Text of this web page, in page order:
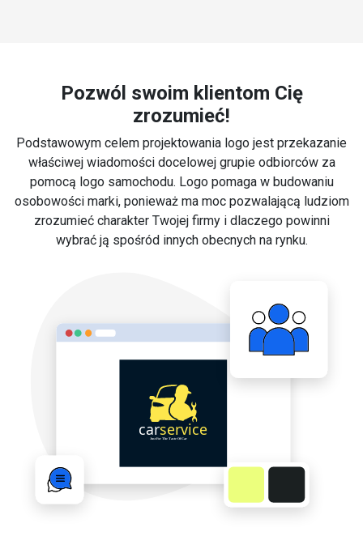
Pozwól swoim klientom Cię
zrozumieć!
Podstawowym celem projektowania logo jest przekazanie
właściwej wiadomości docelowej grupie odbiorców za
pomocą logo samochodu. Logo pomaga w budowaniu
osobowości marki, ponieważ ma moc pozwalającą ludziom
zrozumieć charakter Twojej firmy i dlaczego powinni
wybrać ją spośród innych obecnych na rynku.